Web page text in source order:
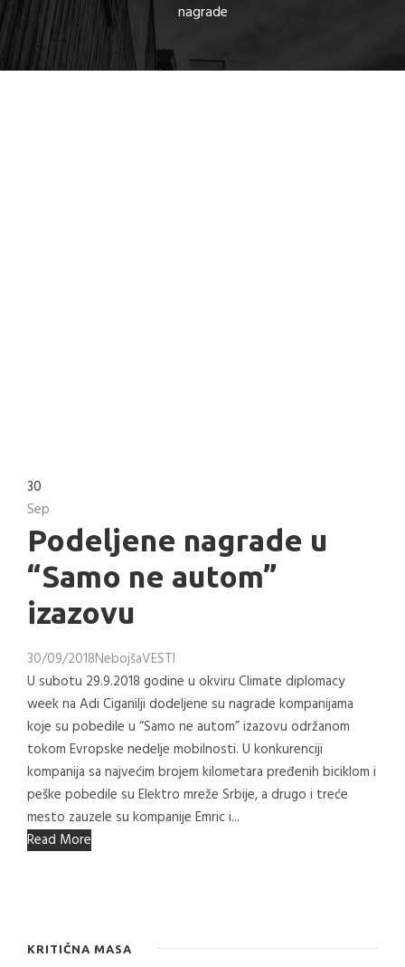
nagrade
30
Sep
Podeljene nagrade u
“Samo ne autom”
izazovu
30/09/2018NebojšaVESTI
U subotu 29.9.2018 godine u okviru Climate diplomacy
week na Adi Ciganilji dodeljene su nagrade kompanijama
koje su pobedile u “Samo ne autom” izazovu održanom
tokom Evropske nedelje mobilnosti. U konkurenciji
kompanija sa najvećim brojem kilometara pređenih biciklom i
peške pobedile su Elektro mreže Srbije, a drugo i treće
mesto zauzele su kompanije Emric i...
Read More
KRITIČNA MASA